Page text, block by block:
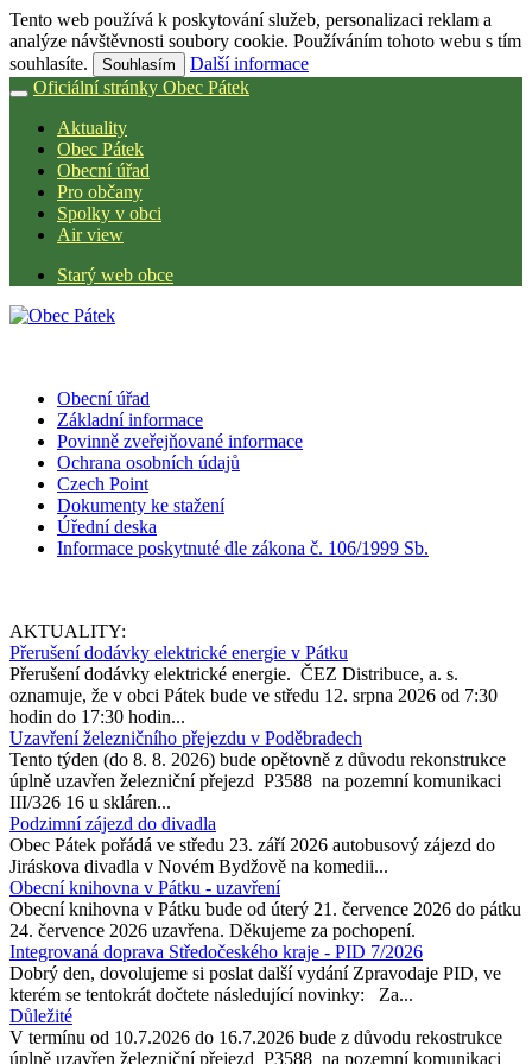
Tento web používá k poskytování služeb, personalizaci reklam a
analýze návštěvnosti soubory cookie. Používáním tohoto webu s tím
souhlasíte.
Souhlasím
Další informace
Oficiální stránky Obec Pátek
Aktuality
Obec Pátek
Obecní úřad
Pro občany
Spolky v obci
Air view
Starý web obce
Obecní úřad
Základní informace
Povinně zveřejňované informace
Ochrana osobních údajů
Czech Point
Dokumenty ke stažení
Úřední deska
Informace poskytnuté dle zákona č. 106/1999 Sb.
AKTUALITY:
Přerušení dodávky elektrické energie v Pátku
Přerušení dodávky elektrické energie. ČEZ Distribuce, a. s.
oznamuje, že v obci Pátek bude ve středu 12. srpna 2026 od 7:30
hodin do 17:30 hodin...
Uzavření železničního přejezdu v Poděbradech
Tento týden (do 8. 8. 2026) bude opětovně z důvodu rekonstrukce
úplně uzavřen železniční přejezd P3588 na pozemní komunikaci
III/326 16 u skláren...
Podzimní zájezd do divadla
Obec Pátek pořádá ve středu 23. září 2026 autobusový zájezd do
Jiráskova divadla v Novém Bydžově na komedii...
Obecní knihovna v Pátku - uzavření
Obecní knihovna v Pátku bude od úterý 21. července 2026 do pátku
24. července 2026 uzavřena. Děkujeme za pochopení.
Integrovaná doprava Středočeského kraje - PID 7/2026
Dobrý den, dovolujeme si poslat další vydání Zpravodaje PID, ve
kterém se tentokrát dočtete následující novinky: Za...
Důležité
V termínu od 10.7.2026 do 16.7.2026 bude z důvodu rekostrukce
úplně uzavřen železniční přejezd P3588 na pozemní komunikaci